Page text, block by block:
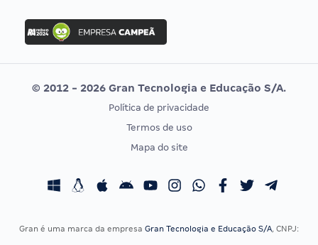
Concurso Ibama
Concurso MPU
Editais publicados
Vunesp
CONCURSOS POR PROFISSÃO
Concursos Fiscais
EXAME DE ORDEM
Calendário OAB
© 2012 - 2026 Gran Tecnologia e Educação S/A.
Política de privacidade
Termos de uso
Mapa do site
Gran é uma marca da empresa Gran Tecnologia e Educação S/A, CNPJ: